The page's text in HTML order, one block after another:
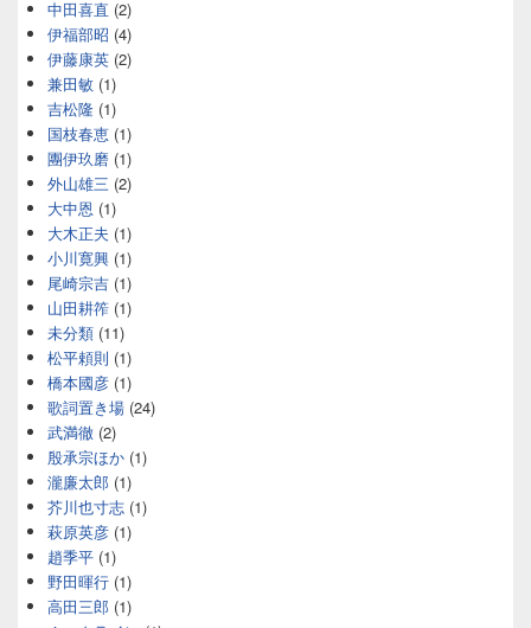
中田喜直 (2)
伊福部昭 (4)
伊藤康英 (2)
兼田敏 (1)
吉松隆 (1)
国枝春恵 (1)
團伊玖磨 (1)
外山雄三 (2)
大中恩 (1)
大木正夫 (1)
小川寛興 (1)
尾崎宗吉 (1)
山田耕筰 (1)
未分類 (11)
松平頼則 (1)
橋本國彦 (1)
歌詞置き場 (24)
武満徹 (2)
殷承宗ほか (1)
瀧廉太郎 (1)
芥川也寸志 (1)
萩原英彦 (1)
趙季平 (1)
野田暉行 (1)
高田三郎 (1)